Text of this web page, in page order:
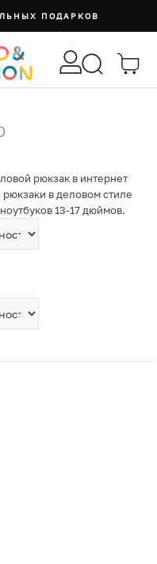
ПОДАРКОВ
рюкзак в интернет
в деловом стиле
13-17 дюймов.